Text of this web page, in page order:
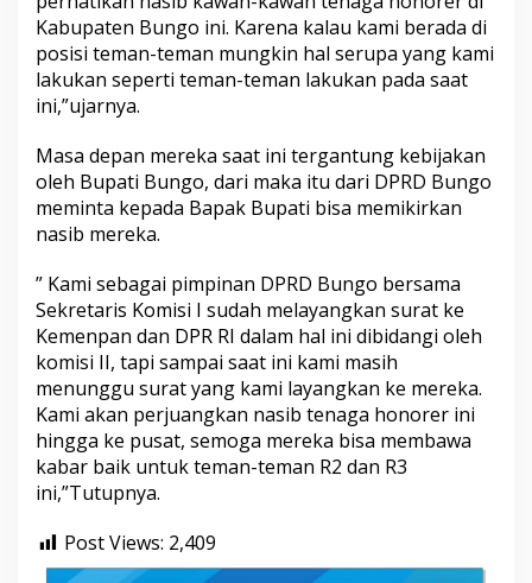
Kabupaten Bungo ini. Karena kalau kami berada di
posisi teman-teman mungkin hal serupa yang kami
lakukan seperti teman-teman lakukan pada saat
ini,”ujarnya.
Masa depan mereka saat ini tergantung kebijakan
oleh Bupati Bungo, dari maka itu dari DPRD Bungo
meminta kepada Bapak Bupati bisa memikirkan
nasib mereka.
” Kami sebagai pimpinan DPRD Bungo bersama
Sekretaris Komisi I sudah melayangkan surat ke
Kemenpan dan DPR RI dalam hal ini dibidangi oleh
komisi II, tapi sampai saat ini kami masih
menunggu surat yang kami layangkan ke mereka.
Kami akan perjuangkan nasib tenaga honorer ini
hingga ke pusat, semoga mereka bisa membawa
kabar baik untuk teman-teman R2 dan R3
ini,”Tutupnya.
Post Views: 2,409